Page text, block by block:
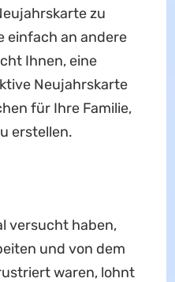
zu
einfach an andere
Ihnen, eine
Neujahrskarte
für Ihre Familie,
erstellen.
versucht haben,
und von dem
waren, lohnt